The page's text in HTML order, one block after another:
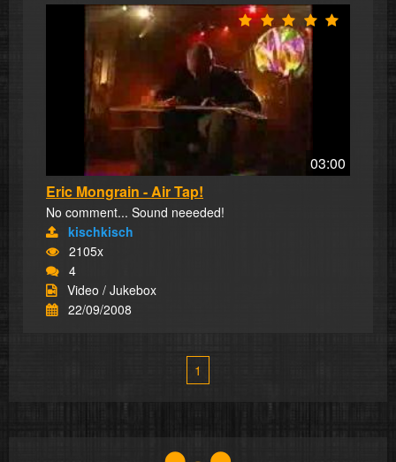
03:00
Eric Mongrain - Air Tap!
No comment... Sound neeeded!
kischkisch
2105x
4
Video / Jukebox
22/09/2008
1